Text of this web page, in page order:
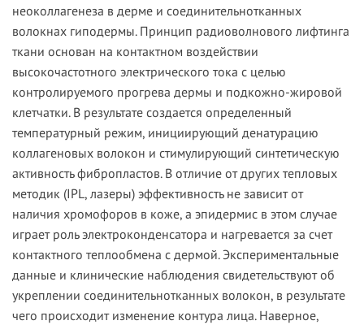
неоколлагенеза в дерме и соединительнотканных
волокнах гиподермы. Принцип радиоволнового лифтинга
ткани основан на контактном воздействии
высокочастотного электрического тока с целью
контролируемого прогрева дермы и подкожно-жировой
клетчатки. В результате создается определенный
температурный режим, инициирующий денатурацию
коллагеновых волокон и стимулирующий синтетическую
активность фибропластов. В отличие от других тепловых
методик (IPL, лазеры) эффективность не зависит от
наличия хромофоров в коже, а эпидермис в этом случае
играет роль электроконденсатора и нагревается за счет
контактного теплообмена с дермой. Экспериментальные
данные и клинические наблюдения свидетельствуют об
укреплении соединительнотканных волокон, в результате
чего происходит изменение контура лица. Наверное,